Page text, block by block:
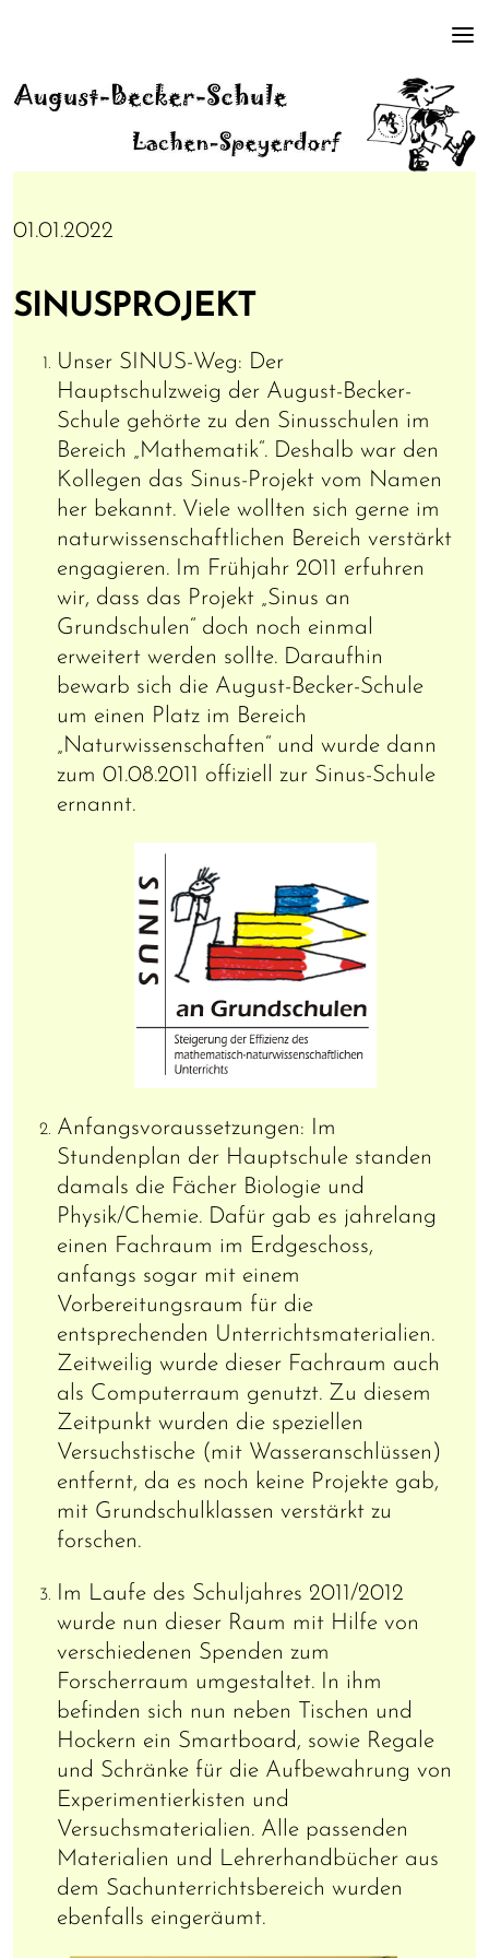
01.01.2022
SINUSPROJEKT
Unser SINUS-Weg: Der
Hauptschulzweig der August-Becker-
Schule gehörte zu den Sinusschulen im
Bereich „Mathematik“. Deshalb war den
Kollegen das Sinus-Projekt vom Namen
her bekannt. Viele wollten sich gerne im
naturwissenschaftlichen Bereich verstärkt
engagieren. Im Frühjahr 2011 erfuhren
wir, dass das Projekt „Sinus an
Grundschulen“ doch noch einmal
erweitert werden sollte. Daraufhin
bewarb sich die August-Becker-Schule
um einen Platz im Bereich
„Naturwissenschaften“ und wurde dann
zum 01.08.2011 offiziell zur Sinus-Schule
ernannt.
Anfangsvoraussetzungen: Im
Stundenplan der Hauptschule standen
damals die Fächer Biologie und
Physik/Chemie. Dafür gab es jahrelang
einen Fachraum im Erdgeschoss,
anfangs sogar mit einem
Vorbereitungsraum für die
entsprechenden Unterrichtsmaterialien.
Zeitweilig wurde dieser Fachraum auch
als Computerraum genutzt. Zu diesem
Zeitpunkt wurden die speziellen
Versuchstische (mit Wasseranschlüssen)
entfernt, da es noch keine Projekte gab,
mit Grundschulklassen verstärkt zu
forschen.
Im Laufe des Schuljahres 2011/2012
wurde nun dieser Raum mit Hilfe von
verschiedenen Spenden zum
Forscherraum umgestaltet. In ihm
befinden sich nun neben Tischen und
Hockern ein Smartboard, sowie Regale
und Schränke für die Aufbewahrung von
Experimentierkisten und
Versuchsmaterialien. Alle passenden
Materialien und Lehrerhandbücher aus
dem Sachunterrichtsbereich wurden
ebenfalls eingeräumt.